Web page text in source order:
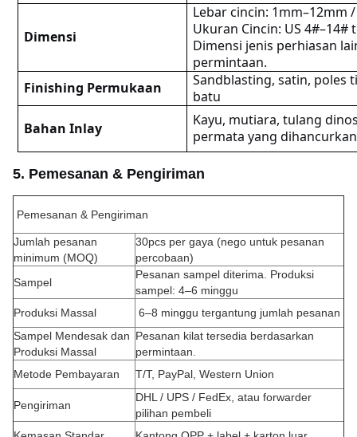
Dimensi
Lebar cincin: 1mm–12mm
Ukuran Cincin: US
Dimensi jenis perhiasan
permintaan.
Finishing Permukaan
Sandblasting, satin, poles
batu
Bahan Inlay
Kayu, mutiara, tulang
permata yang dihancurkan
5. Pemesanan & Pengiriman
Pemesanan & Pengiriman
Jumlah pesanan
minimum (MOQ)
30pcs per gaya (nego untuk pesanan
percobaan)
Sampel
Pesanan sampel diterima. Produksi
sampel: 4–6 minggu
Produksi Massal
6–8 minggu tergantung jumlah pesanan
Sampel Mendesak dan
Produksi Massal
Pesanan kilat tersedia berdasarkan
permintaan.
Metode Pembayaran
T/T, PayPal, Western Union
Pengiriman
DHL / UPS / FedEx, atau forwarder
pilihan pembeli